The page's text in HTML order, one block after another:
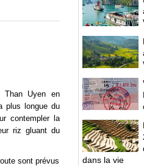
Than Uyen en
plus longue du
contempler la
riz gluant du
sont prévus
dans la vie